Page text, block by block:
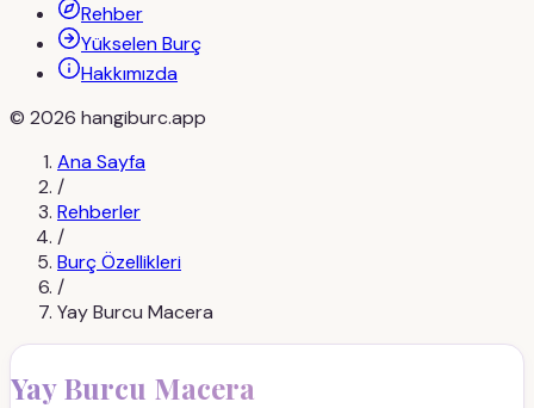
Rehber
Yükselen Burç
Hakkımızda
© 2026 hangiburc.app
Ana Sayfa
/
Rehberler
/
Burç Özellikleri
/
Yay Burcu Macera
Yay Burcu Macera